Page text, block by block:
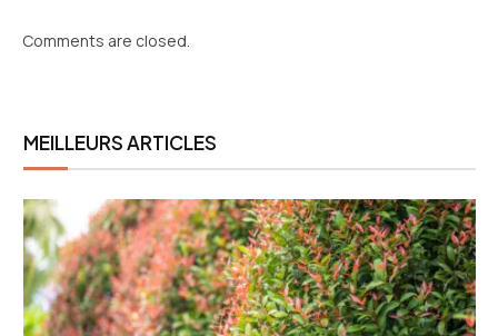
Comments are closed.
MEILLEURS ARTICLES